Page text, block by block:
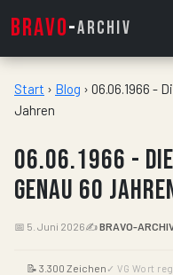
BRAVO-ARCHIV
Start › Blog › 06.06.1966 -
Jahren
06.06.1966 -
genau 60
📅 5. Juni 2026✍️BRAVO-
📝 3.300 Zeichen ✓ VG Wort